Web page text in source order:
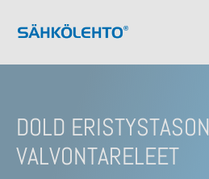
DOLD ERISTYSTASON
VALVONTARELEET